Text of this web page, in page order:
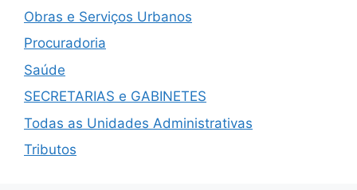
Obras e Serviços Urbanos
Procuradoria
Saúde
SECRETARIAS e GABINETES
Todas as Unidades Administrativas
Tributos